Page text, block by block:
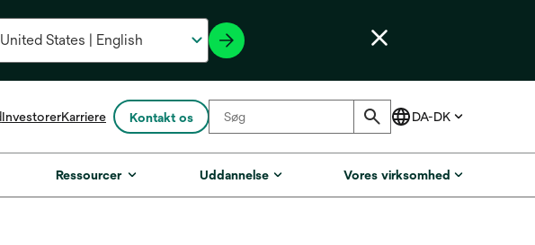
Investoreropens
a
new
Karriere Kontakt os
Ressourcer Uddannelse Vores virksomhed